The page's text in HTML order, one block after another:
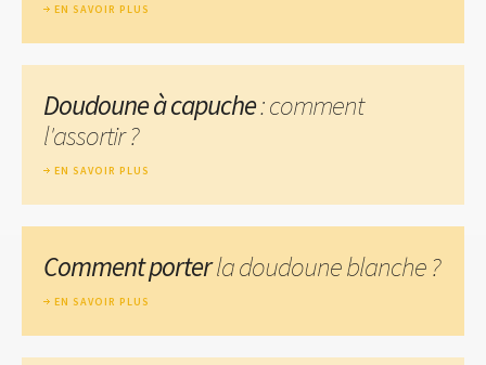
EN SAVOIR PLUS
Doudoune à capuche: comment
l'assortir ?
EN SAVOIR PLUS
Comment porterla doudoune blanche ?
EN SAVOIR PLUS